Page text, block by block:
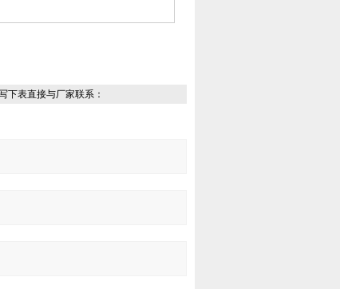
下表直接与厂家联系：